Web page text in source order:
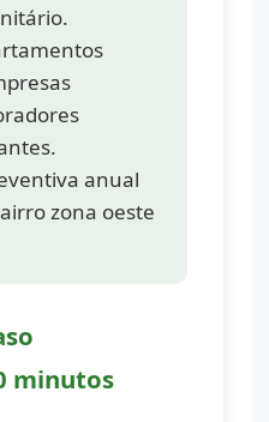
anual
zona oeste
minutos